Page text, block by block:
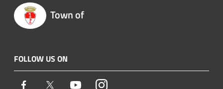
Town of
FOLLOW US ON
Facebook Twitter YoutubeInstagram